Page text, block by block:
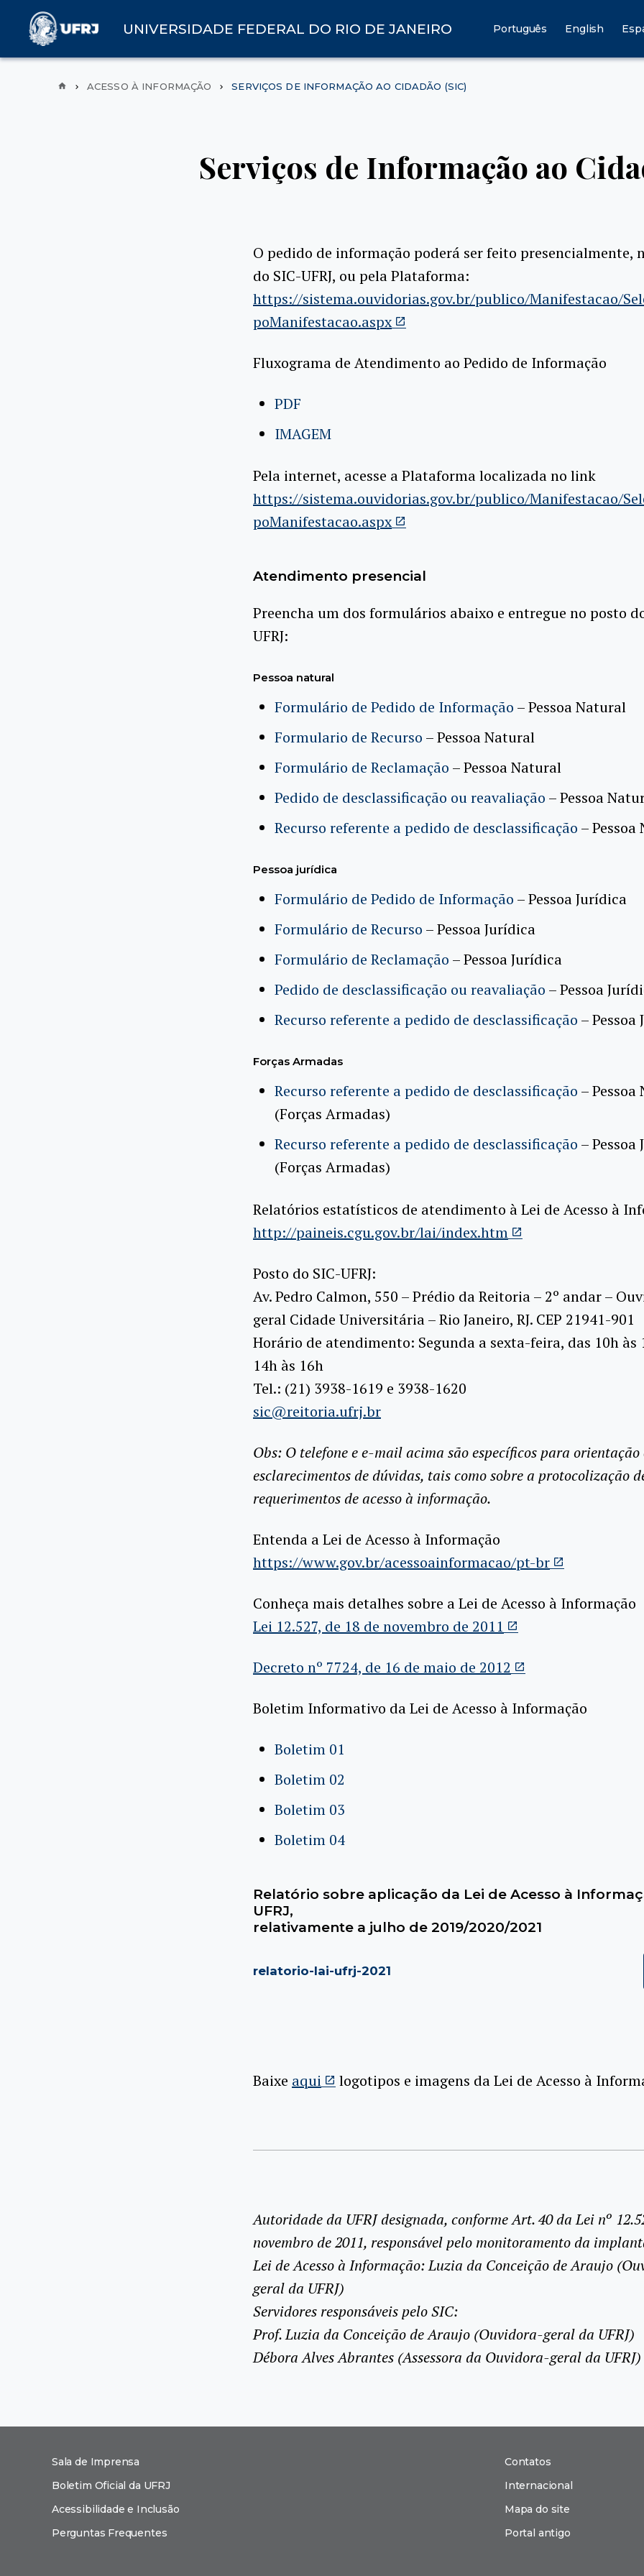
UNIVERSIDADE FEDERAL DO RIO DE JANEIRO Português English
ACESSO À INFORMAÇÃO SERVIÇOS DE INFORMAÇÃO AO CIDADÃO (SIC)
Serviços de Informação ao
O pedido de informação poderá ser feito presencialmente,
do SIC-UFRJ, ou pela Plataforma:
https://sistema.ouvidorias.gov.br/publico/Manifestacao/
poManifestacao.aspx
Fluxograma de Atendimento ao Pedido de Informação
PDF
IMAGEM
Pela internet, acesse a Plataforma localizada no link
https://sistema.ouvidorias.gov.br/publico/Manifestacao/
poManifestacao.aspx
Atendimento presencial
Preencha um dos formulários abaixo e entregue no posto
UFRJ:
Pessoa natural
Formulário de Pedido de Informação – Pessoa Natural
Formulario de Recurso – Pessoa Natural
Formulário de Reclamação – Pessoa Natural
Pedido de desclassificação ou reavaliação – Pessoa
Recurso referente a pedido de desclassificação –
Pessoa jurídica
Formulário de Pedido de Informação – Pessoa Jurídica
Formulário de Recurso – Pessoa Jurídica
Formulário de Reclamação – Pessoa Jurídica
Pedido de desclassificação ou reavaliação – Pessoa
Recurso referente a pedido de desclassificação – Pessoa
Forças Armadas
Recurso referente a pedido de desclassificação –
(Forças Armadas)
Recurso referente a pedido de desclassificação – Pessoa
(Forças Armadas)
Relatórios estatísticos de atendimento à Lei de Acesso à
http://paineis.cgu.gov.br/lai/index.htm
Posto do SIC-UFRJ:
Av. Pedro Calmon, 550 – Prédio da Reitoria – 2º andar –
geral Cidade Universitária – Rio Janeiro, RJ. CEP 21941-901
Horário de atendimento: Segunda a sexta-feira, das 10h às
14h às 16h
Tel.: (21) 3938-1619 e 3938-1620
sic@reitoria.ufrj.br
Obs: O telefone e e-mail acima são específicos para orientação
esclarecimentos de dúvidas, tais como sobre a protocolização
requerimentos de acesso à informação.
Entenda a Lei de Acesso à Informação
https://www.gov.br/acessoainformacao/pt-br
Conheça mais detalhes sobre a Lei de Acesso à Informação
Lei 12.527, de 18 de novembro de 2011
Decreto nº 7724, de 16 de maio de 2012
Boletim Informativo da Lei de Acesso à Informação
Boletim 01
Boletim 02
Boletim 03
Boletim 04
Relatório sobre aplicação da Lei de Acesso à
UFRJ,
relativamente a julho de 2019/2020/2021
relatorio-lai-ufrj-2021
Baixe aqui logotipos e imagens da Lei de Acesso à
Autoridade da UFRJ designada, conforme Art. 40 da Lei nº
novembro de 2011, responsável pelo monitoramento da
Lei de Acesso à Informação: Luzia da Conceição de Araujo
geral da UFRJ)
Servidores responsáveis pelo SIC:
Prof. Luzia da Conceição de Araujo (Ouvidora-geral da UFRJ)
Débora Alves Abrantes (Assessora da Ouvidora-geral da UFRJ)
Sala de Imprensa
Boletim Oficial da UFRJ
Acessibilidade e Inclusão
Perguntas Frequentes
Contatos
Internacional
Mapa do site
Portal antigo